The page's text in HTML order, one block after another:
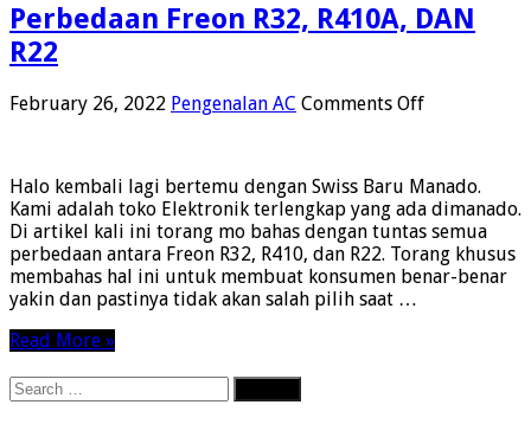
Perbedaan Freon R32, R410A, DAN
R22
February 26, 2022 Pengenalan AC Comments Offon
R410A,
DAN
R22
Halo kembali lagi bertemu dengan Swiss Baru Manado.
Kami adalah toko Elektronik terlengkap yang ada dimanado.
Di artikel kali ini torang mo bahas dengan tuntas semua
perbedaan antara Freon R32, R410, dan R22. Torang khusus
membahas hal ini untuk membuat konsumen benar-benar
yakin dan pastinya tidak akan salah pilih saat …
Read More »
Search
for: